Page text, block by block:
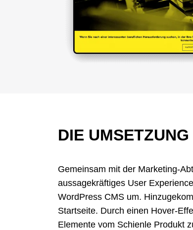
DIE UMSETZUNG
Gemeinsam mit der Marketing-
aussagekräftiges User
WordPress CMS um.
Startseite. Durch einen Hover-
Elemente vom Schienle Produkt